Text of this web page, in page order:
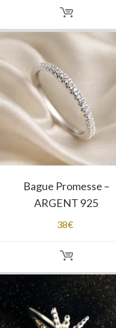
Bague Promesse –
ARGENT 925
38€